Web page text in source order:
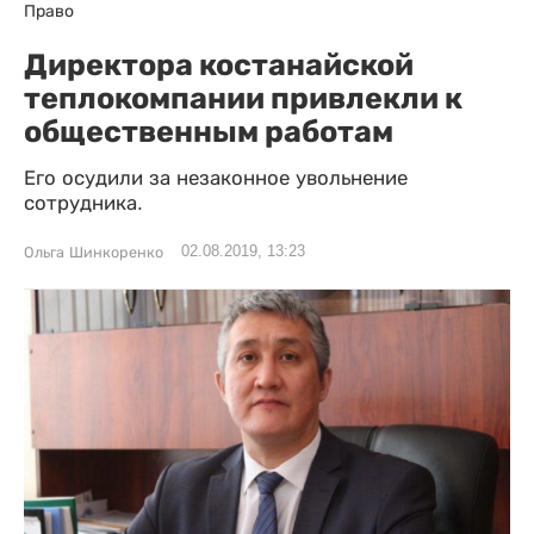
Право
Директора костанайской
теплокомпании привлекли к
общественным работам
Его осудили за незаконное увольнение
сотрудника.
Ольга Шинкоренко 02.08.2019, 13:23